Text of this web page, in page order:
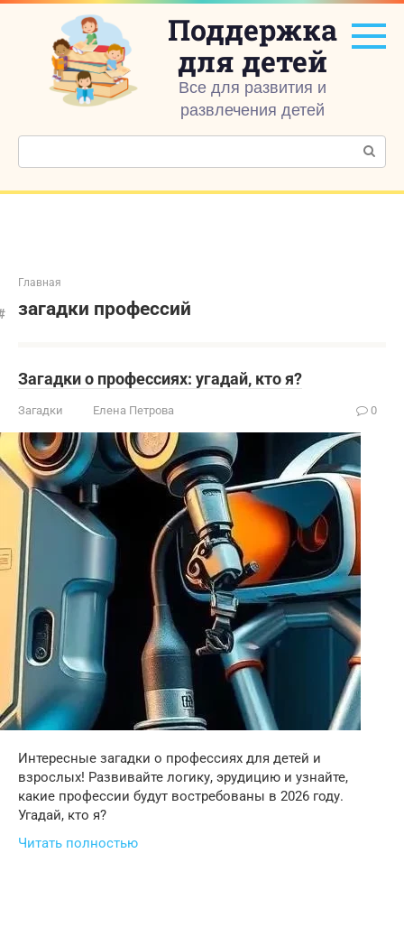
Перейти
контенту
Поддержка
для детей
Все для развития и
развлечения детей
Поиск:
Главная
загадки профессий
Загадки о профессиях: угадай, кто я?
Загадки Елена Петрова 0
Интересные загадки о профессиях для детей и
взрослых! Развивайте логику, эрудицию и узнайте,
какие профессии будут востребованы в 2026 году.
Угадай, кто я?
Читать полностью